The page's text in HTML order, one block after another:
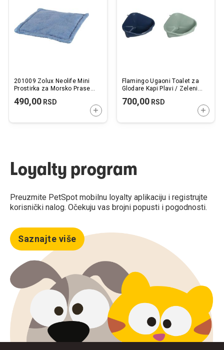
201009 Zolux Neolife Mini
Prostirka za Morsko Prase
490,00 RSD
DODAJTE U KORPU
Flamingo Ugaoni Toalet za
Glodare Kapi Plavi / Zeleni
700,00RSD
Loyalty program
Preuzmite PetSpot mobilnu loyalty aplikaciju i registrujte
korisnički nalog. Očekuju vas brojni popusti i pogodnosti.
Saznajte više